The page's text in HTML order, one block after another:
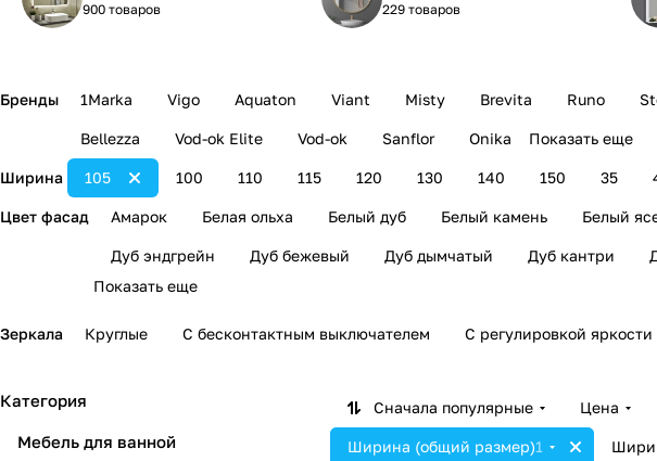
900 товаров 229 товаров
Бренды 1Marka Vigo Aquaton Viant Misty Brevita Runo
Bellezza Vod-ok Elite Vod-ok Sanflor Onika Показать еще
Ширина 100
105 110 115 120 130 140 150 35
Цвет фасад Амарок Белая ольха Белый дуб Белый камень Белый
Дуб эндгрейн Дуб бежевый Дуб дымчатый Дуб кантри
Показать еще
Зеркала Круглые С бесконтактным выключателем С регулировкой яркости
Сначала популярные Цена
Ширина (общий размер)1
Категория
Мебель для ванной